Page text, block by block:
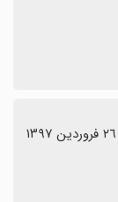
٢٦ فروردین ١٣٩٧